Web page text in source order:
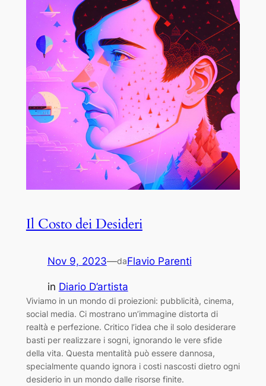
Il Costo dei Desideri
Nov 9, 2023—daFlavio Parenti
in Diario D’artista
Viviamo in un mondo di proiezioni: pubblicità, cinema,
social media. Ci mostrano un’immagine distorta di
realtà e perfezione. Critico l’idea che il solo desiderare
basti per realizzare i sogni, ignorando le vere sfide
della vita. Questa mentalità può essere dannosa,
specialmente quando ignora i costi nascosti dietro ogni
desiderio in un mondo dalle risorse finite.